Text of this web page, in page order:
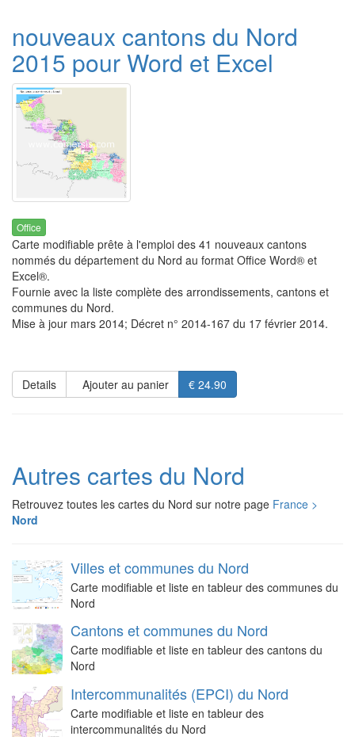
nouveaux cantons du Nord
2015 pour Word et Excel
Office
Carte modifiable prête à l'emploi des 41 nouveaux cantons
nommés du département du Nord au format Office Word® et
Excel®.
Fournie avec la liste complète des arrondissements, cantons et
communes du Nord.
Mise à jour mars 2014; Décret n° 2014-167 du 17 février 2014.
Details Ajouter au panier € 24.90
Autres cartes du Nord
Retrouvez toutes les cartes du Nord sur notre page France >
Nord
Villes et communes du Nord
Carte modifiable et liste en tableur des communes du
Nord
Cantons et communes du Nord
Carte modifiable et liste en tableur des cantons du
Nord
Intercommunalités (EPCI) du Nord
Carte modifiable et liste en tableur des
intercommunalités du Nord